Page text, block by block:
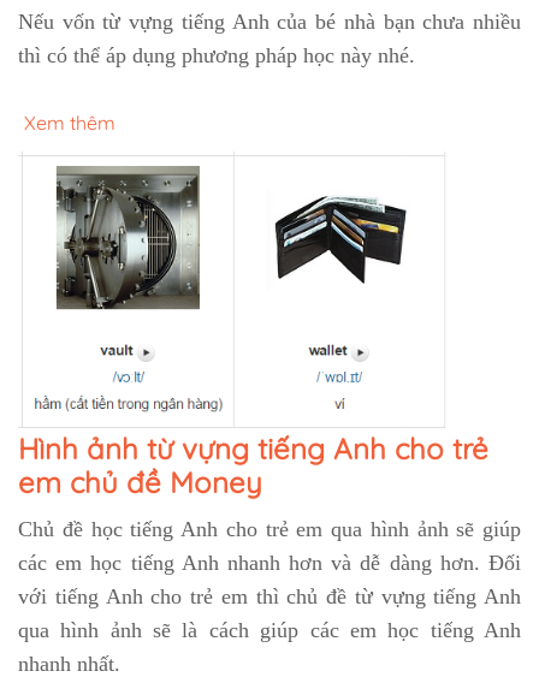
Nếu vốn từ vựng tiếng Anh của bé nhà bạn chưa nhiều
thì có thể áp dụng phương pháp học này nhé.
Xem thêm
Hình ảnh từ vựng tiếng Anh cho trẻ
em chủ đề Money
Chủ đề học tiếng Anh cho trẻ em qua hình ảnh sẽ giúp
các em học tiếng Anh nhanh hơn và dễ dàng hơn. Đối
với tiếng Anh cho trẻ em thì chủ đề từ vựng tiếng Anh
qua hình ảnh sẽ là cách giúp các em học tiếng Anh
nhanh nhất.